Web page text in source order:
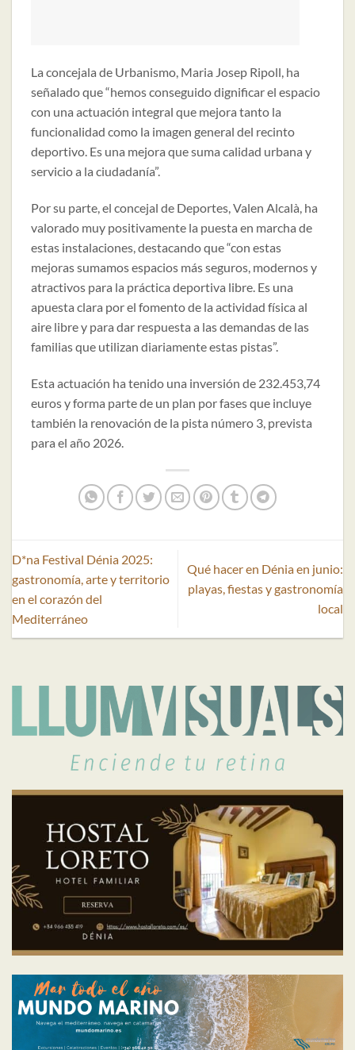
La concejala de Urbanismo, Maria Josep Ripoll, ha
señalado que “hemos conseguido dignificar el espacio
con una actuación integral que mejora tanto la
funcionalidad como la imagen general del recinto
deportivo. Es una mejora que suma calidad urbana y
servicio a la ciudadanía”.
Por su parte, el concejal de Deportes, Valen Alcalà, ha
valorado muy positivamente la puesta en marcha de
estas instalaciones, destacando que “con estas
mejoras sumamos espacios más seguros, modernos y
atractivos para la práctica deportiva libre. Es una
apuesta clara por el fomento de la actividad física al
aire libre y para dar respuesta a las demandas de las
familias que utilizan diariamente estas pistas”.
Esta actuación ha tenido una inversión de 232.453,74
euros y forma parte de un plan por fases que incluye
también la renovación de la pista número 3, prevista
para el año 2026.
D*na Festival Dénia 2025:
gastronomía, arte y territorio
en el corazón del
Mediterráneo
Qué hacer en Dénia en junio:
playas, fiestas y gastronomía
local